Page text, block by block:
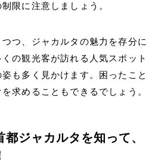
限に注意しましょう。
つ、ジャカルタの魅力を存分に
の観光客が訪れる人気スポット
も多く見かけます。困ったこと
求めることもできるでしょう。
ジャカルタを知って、